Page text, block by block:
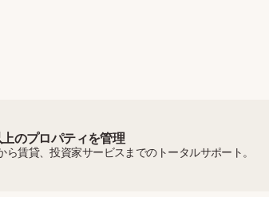
のプロパティを管理
ら賃貸、投資家サービスまでのトータルサポート。